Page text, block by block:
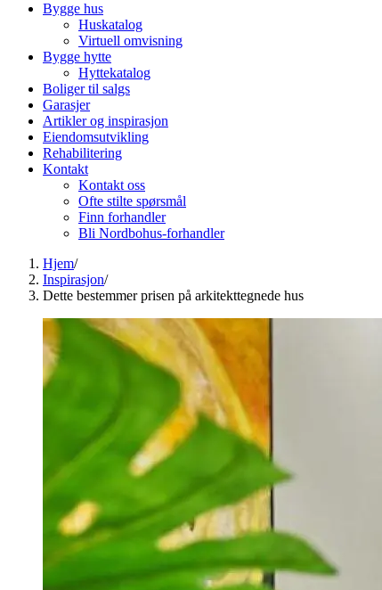
Bygge hus
Huskatalog
Virtuell omvisning
Bygge hytte
Hyttekatalog
Boliger til salgs
Garasjer
Artikler og inspirasjon
Eiendomsutvikling
Rehabilitering
Kontakt
Kontakt oss
Ofte stilte spørsmål
Finn forhandler
Bli Nordbohus-forhandler
Hjem/
Inspirasjon/
Dette bestemmer prisen på arkitekttegnede hus